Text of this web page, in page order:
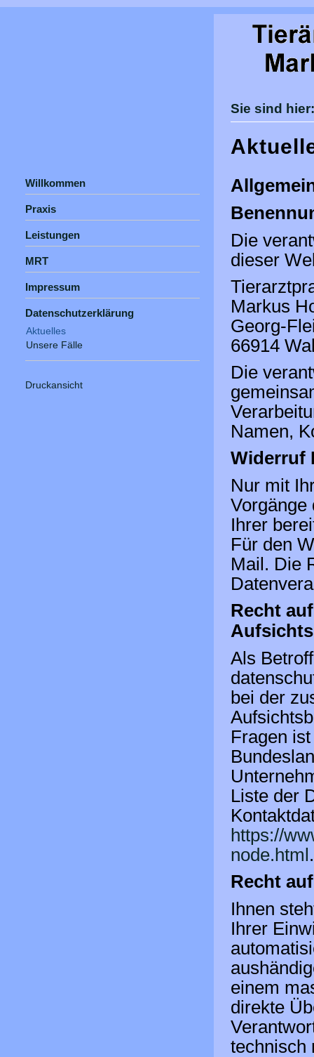
Willkommen
Praxis
Leistungen
MRT
Impressum
Datenschutzerklärung
Aktuelles
Unsere Fälle
Druckansicht
Sie sind
Die
dieser
Markus
Georg-
66914
Die
Namen,
Widerruf
Nur mit
Vorgänge
Ihrer
Für den
Mail. Die
Recht
Als
bei der
Fragen
Liste der
https://
node.html .
Recht
Ihnen
Ihrer
einem
direkte
technisch